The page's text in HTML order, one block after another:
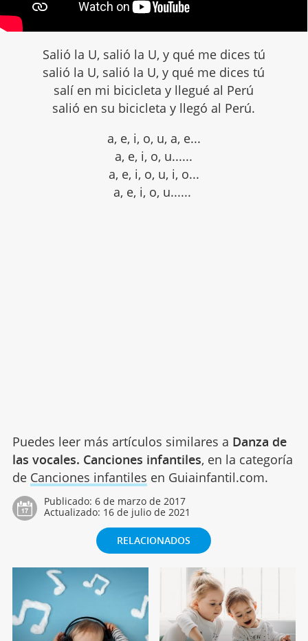
Salió la U, salió la U, y qué me dices tú
salió la U, salió la U, y qué me dices tú
salí en mi bicicleta y llegué al Perú
salió en su bicicleta y llegó al Perú.
a, e, i, o, u, a, e...
a, e, i, o, u......
a, e, i, o, u, i, o...
a, e, i, o, u......
Puedes leer más artículos similares a Danza de
las vocales. Canciones infantiles, en la categoría
de Canciones infantiles en Guiainfantil.com.
Publicado: 6 de marzo de 2017
Actualizado: 16 de julio de 2021
RELACIONADOS